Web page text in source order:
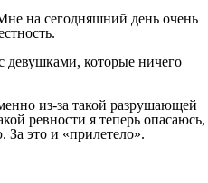
на сегодняшний день очень
девушками, которые ничего
из-за такой разрушающей
ревности я теперь опасаюсь,
это и «прилетело».